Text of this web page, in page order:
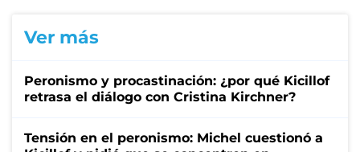
Ver más
Peronismo y procastinación: ¿por qué Kicillof
retrasa el diálogo con Cristina Kirchner?
Tensión en el peronismo: Michel cuestionó a